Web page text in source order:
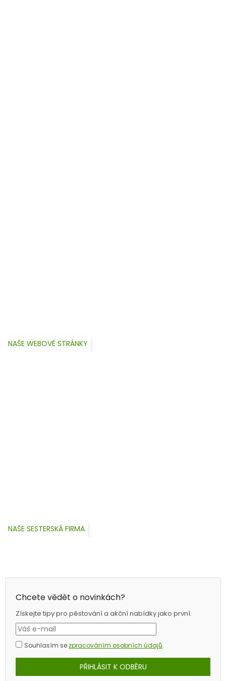
NAŠE WEBOVÉ STRÁNKY
NAŠE SESTERSKÁ FIRMA
Chcete vědět o novinkách?
Získejte tipy pro pěstování a akční nabídky jako první.
Souhlasím se zpracováním osobních údajů.
PŘIHLÁSIT K ODBĚRU